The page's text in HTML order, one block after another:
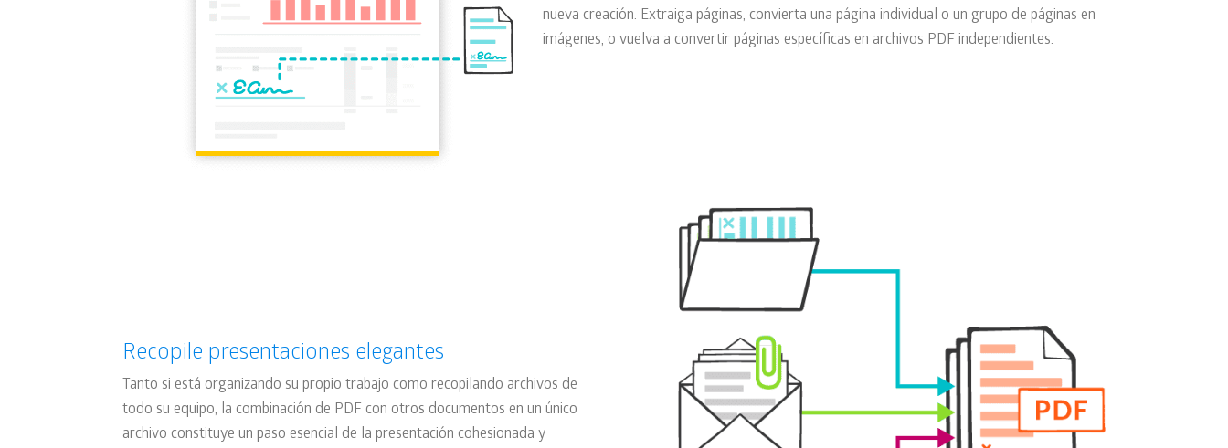
nueva creación. Extraiga páginas, convierta una página individual o un grupo de páginas en
imágenes, o vuelva a convertir páginas específicas en archivos PDF independientes.
Recopile presentaciones elegantes
Tanto si está organizando su propio trabajo como recopilando archivos de
todo su equipo, la combinación de PDF con otros documentos en un único
archivo constituye un paso esencial de la presentación cohesionada y